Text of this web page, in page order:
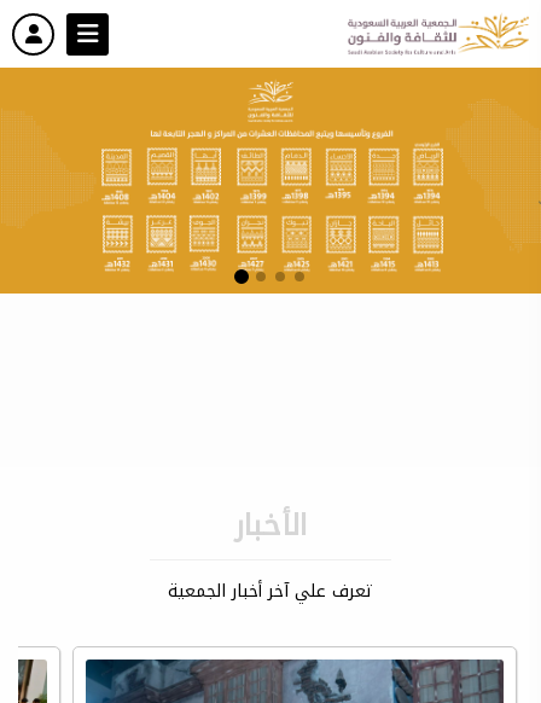
الأخبار
تعرف علي آخر أخبار الجمعية